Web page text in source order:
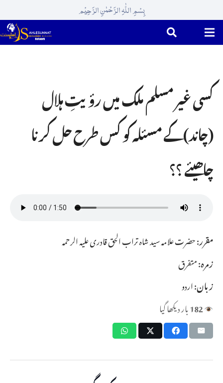
بِسْمِ اللّٰہِ الرَّحْمٰنِ الرَّحِیْم
کسی غیر مسلم ملک میں رؤیتِ ہلال
(چاند)کے مسئلہ کو کس طرح حل کرنا
چاھیئے ؟؟
مقرر:حضرت علامہ سید شاہ تراب الحق قادری علیہ الرحمہ
زمرہ:متفرق
زبان:اردو
182بار دیکھا گیا